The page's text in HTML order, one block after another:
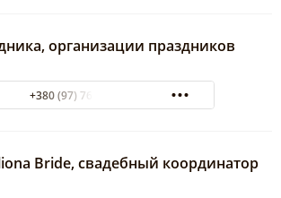
организации праздников
+380 (97) 762-91-09
Bride, свадебный координатор